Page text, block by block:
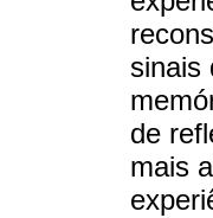
sinais
de
mais